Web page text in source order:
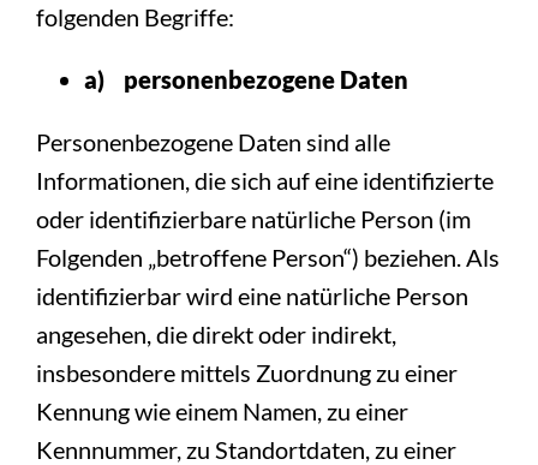
folgenden Begriffe:
a) personenbezogene Daten
Personenbezogene Daten sind alle
Informationen, die sich auf eine identifizierte
oder identifizierbare natürliche Person (im
Folgenden „betroffene Person“) beziehen. Als
identifizierbar wird eine natürliche Person
angesehen, die direkt oder indirekt,
insbesondere mittels Zuordnung zu einer
Kennung wie einem Namen, zu einer
Kennnummer, zu Standortdaten, zu einer